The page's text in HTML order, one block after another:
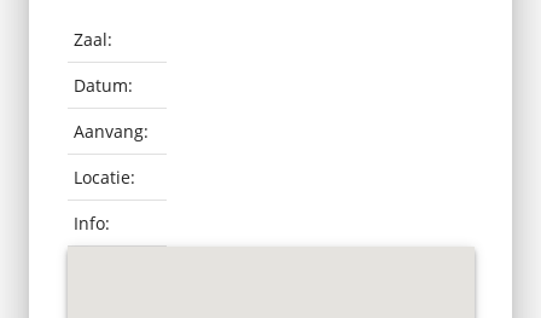
Zaal:
Datum:
Aanvang:
Locatie:
Info: